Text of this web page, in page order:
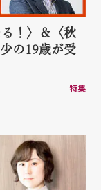
！〉＆〈秋
の19歳が受
特集